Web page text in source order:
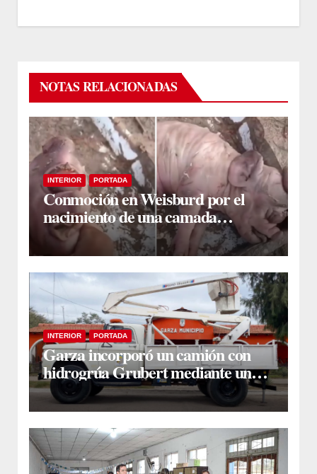
NOTAS RELACIONADAS
INTERIOR PORTADA
Conmoción en Weisburd por el
nacimiento de una camada
lechones con graves deformaciones
INTERIOR PORTADA
Garza incorporó un camión con
hidrogrúa Grubert mediante una
inversión de $35 millones con
fondos municipales